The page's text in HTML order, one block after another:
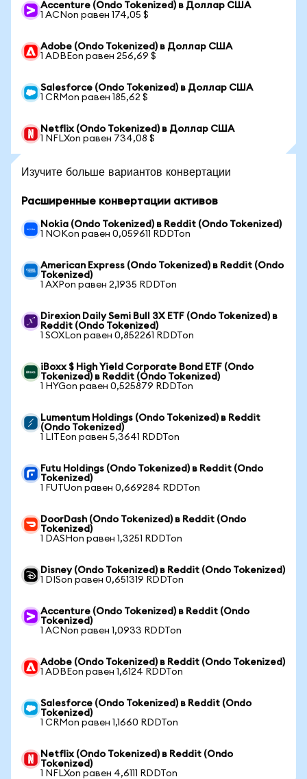
Accenture (Ondo Tokenized) в Доллар США
1 ACNon равен 174,05 $
Adobe (Ondo Tokenized) в Доллар США
1 ADBEon равен 256,69 $
Salesforce (Ondo Tokenized) в Доллар США
1 CRMon равен 185,62 $
Netflix (Ondo Tokenized) в Доллар США
1 NFLXon равен 734,08 $
Изучите больше вариантов конвертации
Расширенные конвертации активов
Nokia (Ondo Tokenized) в Reddit (Ondo Tokenized)
1 NOKon равен 0,059611 RDDTon
American Express (Ondo Tokenized) в Reddit (Ondo
Tokenized)
1 AXPon равен 2,1935 RDDTon
Direxion Daily Semi Bull 3X ETF (Ondo Tokenized) в
Reddit (Ondo Tokenized)
1 SOXLon равен 0,852261 RDDTon
iBoxx $ High Yield Corporate Bond ETF (Ondo
Tokenized) в Reddit (Ondo Tokenized)
1 HYGon равен 0,525879 RDDTon
Lumentum Holdings (Ondo Tokenized) в Reddit
(Ondo Tokenized)
1 LITEon равен 5,3641 RDDTon
Futu Holdings (Ondo Tokenized) в Reddit (Ondo
Tokenized)
1 FUTUon равен 0,669284 RDDTon
DoorDash (Ondo Tokenized) в Reddit (Ondo
Tokenized)
1 DASHon равен 1,3251 RDDTon
Disney (Ondo Tokenized) в Reddit (Ondo Tokenized)
1 DISon равен 0,651319 RDDTon
Accenture (Ondo Tokenized) в Reddit (Ondo
Tokenized)
1 ACNon равен 1,0933 RDDTon
Adobe (Ondo Tokenized) в Reddit (Ondo Tokenized)
1 ADBEon равен 1,6124 RDDTon
Salesforce (Ondo Tokenized) в Reddit (Ondo
Tokenized)
1 CRMon равен 1,1660 RDDTon
Netflix (Ondo Tokenized) в Reddit (Ondo
Tokenized)
1 NFLXon равен 4,6111 RDDTon